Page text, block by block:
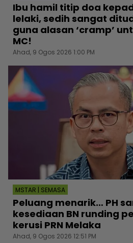
Ibu hamil titip doa
lelaki, sedih sangat
guna alasan ‘cramp’
MC!
Ahad, 9 Ogos 2026 1:00 PM
MSTAR | SEMASA
Peluang menarik… PH
kesediaan BN runding
kerusi PRN Melaka
Ahad, 9 Ogos 2026 12:51 PM